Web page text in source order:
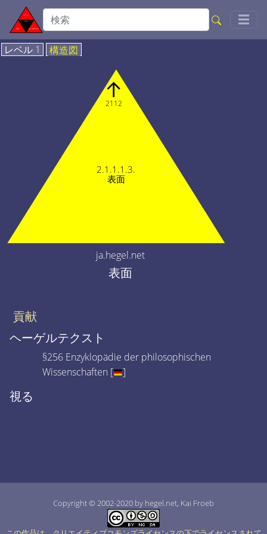
☰
レベル 1 構造図
2.1.1.1.3.
表面
↑
2112
ja.hegel.net
表面
貢献
ヘーゲルテクスト
§256 Enzyklopädie der philosophischen
Wissenschaften [
]
視る
Copyright © 2002-2020 by hegel.net, Kai Froeb